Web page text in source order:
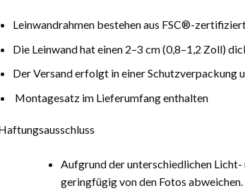
Leinwandrahmen bestehen aus FSC®-
Die Leinwand hat einen 2–3 cm (0,8–1,2 Zoll)
Der Versand erfolgt in einer Schutzverpackung
Montagesatz im Lieferumfang enthalten
Aufgrund der unterschiedlichen
geringfügig von den Fotos abweichen.